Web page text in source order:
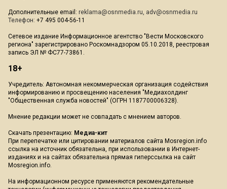
Дополнительные email: reklama@osnmedia.ru, adv@osnmedia.ru
Телефон: +7 495 004-56-11
Сетевое издание Информационное агентство "Вести Московского
региона" зарегистрировано Роскомнадзором 05.10.2018, реестровая
запись ЭЛ № ФС77-73861.
18+
Учредитель: Автономная некоммерческая организация содействия
информированию и просвещению населения "Медиахолдинг
"Общественная служба новостей" (ОГРН 1187700006328).
Мнение редакции может не совпадать с мнением авторов.
Скачать презентацию: Медиа-кит
При перепечатке или цитировании материалов сайта Mosregion.info
ссылка на источник обязательна, при использовании в Интернет-
изданиях и на сайтах обязательна прямая гиперссылка на сайт
Mosregion.info.
На информационном ресурсе применяются рекомендательные